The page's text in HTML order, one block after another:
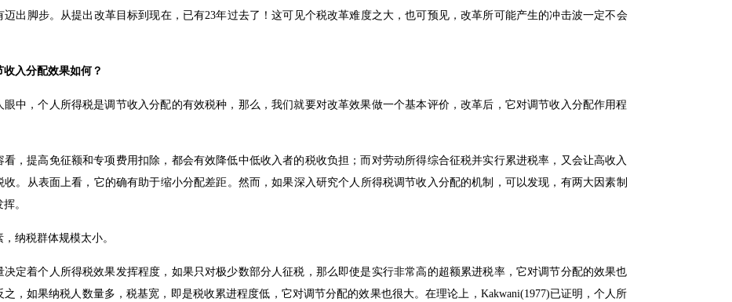
迈出脚步。从提出改革目标到现在，已有23年过去了！这可见个税改革难度之大，也可预见，改革所可能产生的冲击波一定不会
收入分配效果如何？
眼中，个人所得税是调节收入分配的有效税种，那么，我们就要对改革效果做一个基本评价，改革后，它对调节收入分配作用程
看，提高免征额和专项费用扣除，都会有效降低中低收入者的税收负担；而对劳动所得综合征税并实行累进税率，又会让高收入
收。从表面上看，它的确有助于缩小分配差距。然而，如果深入研究个人所得税调节收入分配的机制，可以发现，有两大因素制
。
纳税群体规模太小。
决定着个人所得税效果发挥程度，如果只对极少数部分人征税，那么即使是实行非常高的超额累进税率，它对调节分配的效果也
之，如果纳税人数量多，税基宽，即是税收累进程度低，它对调节分配的效果也很大。在理论上，Kakwani(1977)已证明，个人所